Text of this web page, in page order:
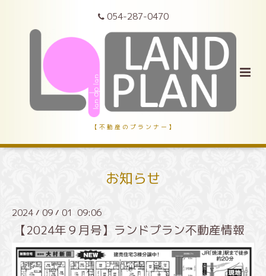
054-287-0470
【 不 動 産 の プ ラ ン ナ ー 】
お知らせ
2024 / 09 / 01 09:06
【2024年９月号】ランドプラン不動産情報